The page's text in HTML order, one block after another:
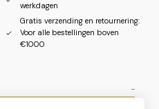
werkdagen
Gratis verzending en retournering:
Voor alle bestellingen boven
€1000